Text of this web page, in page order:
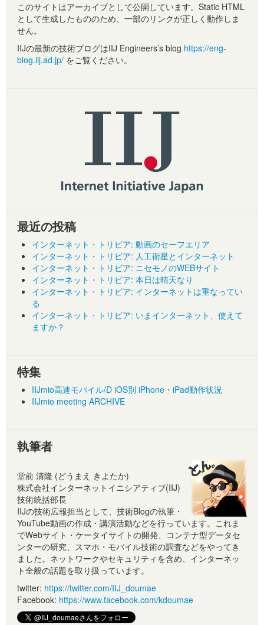
このサイトはアーカイブとして公開しています。Static HTML
として生成したもののため、一部のリンクが正しく動作しま
せん。
IIJの最新の技術ブログはIIJ Engineers’s blog https://eng-
blog.iij.ad.jp/ をご覧ください。
最近の投稿
インターネット・トリビア: 動画のセーフエリア
インターネット・トリビア: 人工衛星とインターネット
インターネット・トリビア: ニセモノのWEBサイト
インターネット・トリビア: 本日は晴天なり
インターネット・トリビア: インターネットは重なってい
る
インターネット・トリビア: いまインターネット、使えて
ますか？
特集
IIJmio高速モバイル/D iOS別 iPhone・iPad動作状況
IIJmio meeting ARCHIVE
執筆者
堂前 清隆 (どうまえ きよたか)
株式会社インターネットイニシアティブ(IIJ)
技術統括部長
IIJの技術広報担当として、技術Blogの執筆・
YouTube動画の作成・講演活動などを行っています。これま
でWebサイト・ケータイサイトの開発、コンテナ型データセ
ンターの研究、スマホ・モバイル技術の調査などをやってき
ました。ネットワークやセキュリティを含め、インターネッ
ト全般の話題を取り扱っています。
twitter: https://twitter.com/IIJ_doumae
Facebook: https://www.facebook.com/kdoumae